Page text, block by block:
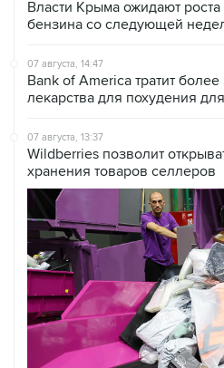
Власти Крыма ожидают
бензина со следующей
07 августа, 14:47
Bank of America тратит
лекарства для похудения
07 августа, 13:37
Wildberries позволит
хранения товаров селлеров